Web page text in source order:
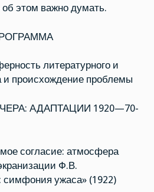
этом важно думать.
литературного и
и происхождение проблемы
АДАПТАЦИИ 1920—70-
согласие: атмосфера
Ф.В.
ужаса» (1922)